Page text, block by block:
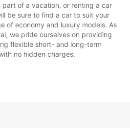
of a vacation, or renting a car
be sure to find a car to suit your
of economy and luxury models. As
we pride ourselves on providing
flexible short- and long-term
no hidden charges.